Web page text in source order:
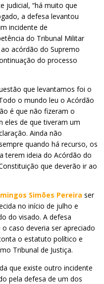
judicial, “há muito que
a defesa levantou
incidente de
do Tribunal Militar
acórdão do Supremo
do processo
que levantamos foi o
o mundo leu o Acórdão
é que não fizeram o
eles de que tiveram um
Ainda não
quando há recurso, os
terem ideia do Acórdão do
que deverão ir ao
Simões Pereira ser
no início de julho e
do visado. A defesa
caso deveria ser apreciado
o estatuto político e
Tribunal de Justiça.
que existe outro incidente
pela defesa de um dos